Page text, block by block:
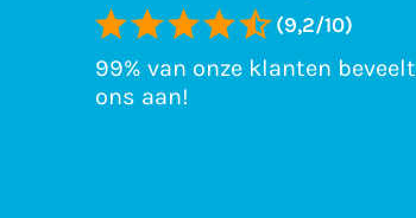
(9,2/10)
99% van onze klanten beveelt
ons aan!